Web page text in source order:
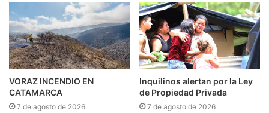
VORAZ INCENDIO EN
CATAMARCA
7 de agosto de 2026
Inquilinos alertan por la Ley
de Propiedad Privada
7 de agosto de 2026